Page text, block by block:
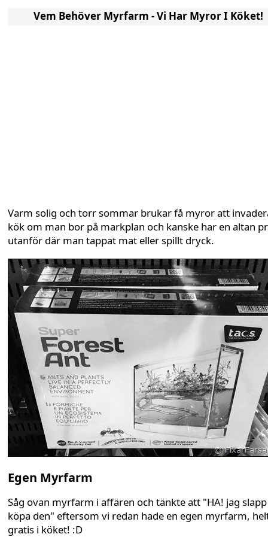
Vem Behöver Myrfarm - Vi Har Myror I Köket!
Varm solig och torr sommar brukar få myror att
kök om man bor på markplan och kanske har en altan
utanför där man tappat mat eller spillt dryck.
Egen Myrfarm
Såg ovan myrfarm i affären och tänkte att "HA! jag slapp
köpa den" eftersom vi redan hade en egen myrfarm,
gratis i köket! :D